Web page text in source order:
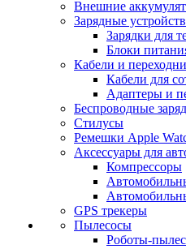
Внешние
Зарядные
Зарядки для
Блоки
Кабели и
Кабели для
Адаптеры и
Беспроводные
Стилусы
Ремешки Apple
Аксессуары для
Компрессоры
GPS трекеры
Пылесосы
Роботы-